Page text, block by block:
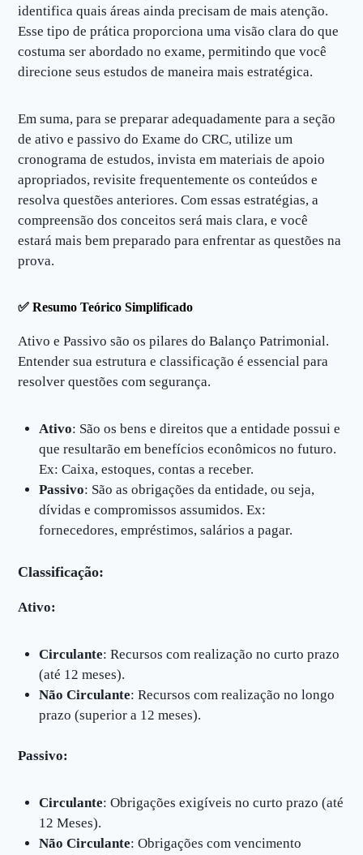
identifica quais áreas ainda precisam de mais atenção.
Esse tipo de prática proporciona uma visão clara do que
costuma ser abordado no exame, permitindo que você
direcione seus estudos de maneira mais estratégica.
Em suma, para se preparar adequadamente para a seção
de ativo e passivo do Exame do CRC, utilize um
cronograma de estudos, invista em materiais de apoio
apropriados, revisite frequentemente os conteúdos e
resolva questões anteriores. Com essas estratégias, a
compreensão dos conceitos será mais clara, e você
estará mais bem preparado para enfrentar as questões na
prova.
✅ Resumo Teórico Simplificado
Ativo e Passivo são os pilares do Balanço Patrimonial.
Entender sua estrutura e classificação é essencial para
resolver questões com segurança.
Ativo: São os bens e direitos que a entidade possui e
que resultarão em benefícios econômicos no futuro.
Ex: Caixa, estoques, contas a receber.
Passivo: São as obrigações da entidade, ou seja,
dívidas e compromissos assumidos. Ex:
fornecedores, empréstimos, salários a pagar.
Classificação:
Ativo:
Circulante: Recursos com realização no curto prazo
(até 12 meses).
Não Circulante: Recursos com realização no longo
prazo (superior a 12 meses).
Passivo:
Circulante: Obrigações exigíveis no curto prazo (até
12 Meses).
Não Circulante: Obrigações com vencimento